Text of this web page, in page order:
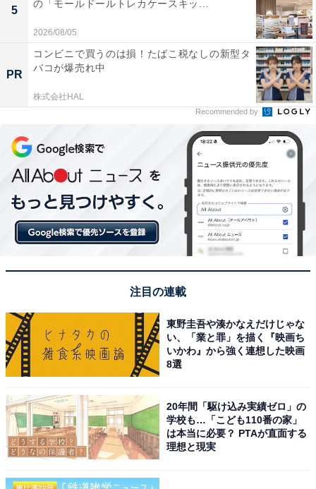
5
の「モールドールトレカケースキッ...
2026/08/05
PR
コンビニで買うのは損！たばこ税なしの新型タ
バコが爆売れ中
株式会社HAL
Recommended by
注目の連載
東野圭吾や湊かなえだけじゃな
い、「業と罪」を描く『映画ち
いかわ』から強く連想した映画
8選
20年間「駆け込み実績ゼロ」の
学校も…「こども110番の家」
は本当に必要？ PTAが直面する
理想と現実